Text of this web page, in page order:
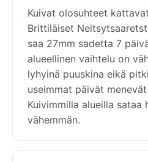
Kuivat olosuhteet
Brittiläiset
saa 27mm sadetta 7
alueellinen vaihtelu on
lyhyinä puuskina eikä
useimmat päivät
Kuivimmilla alueilla sataa
vähemmän.